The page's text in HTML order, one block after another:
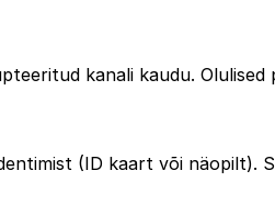
kanali kaudu. Olulised
(ID kaart või näopilt).